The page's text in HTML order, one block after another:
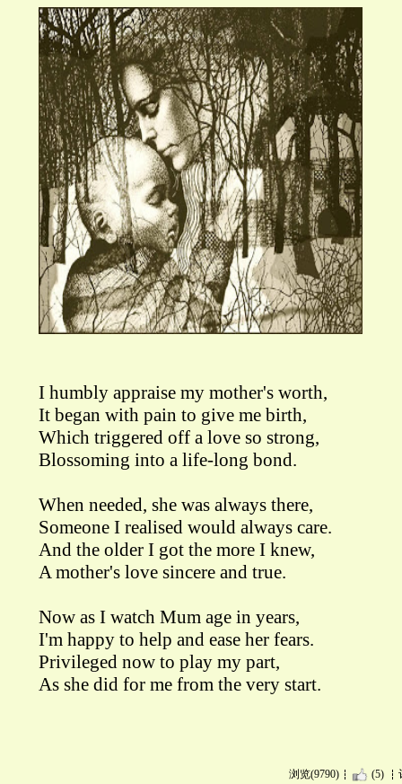
I humbly appraise my mother's worth,
It began with pain to give me birth,
Which triggered off a love so strong,
Blossoming into a life-long bond.
When needed, she was always there,
Someone I realised would always care.
And the older I got the more I knew,
A mother's love sincere and true.
Now as I watch Mum age in years,
I'm happy to help and ease her fears.
Privileged now to play my part,
As she did for me from the very start.
浏览(9790) (5)